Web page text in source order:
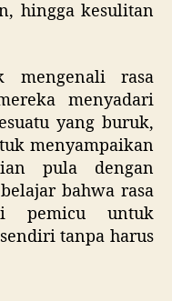
hingga kesulitan
mengenali rasa
menyadari
yang buruk,
menyampaikan
pula dengan
bahwa rasa
pemicu untuk
tanpa harus